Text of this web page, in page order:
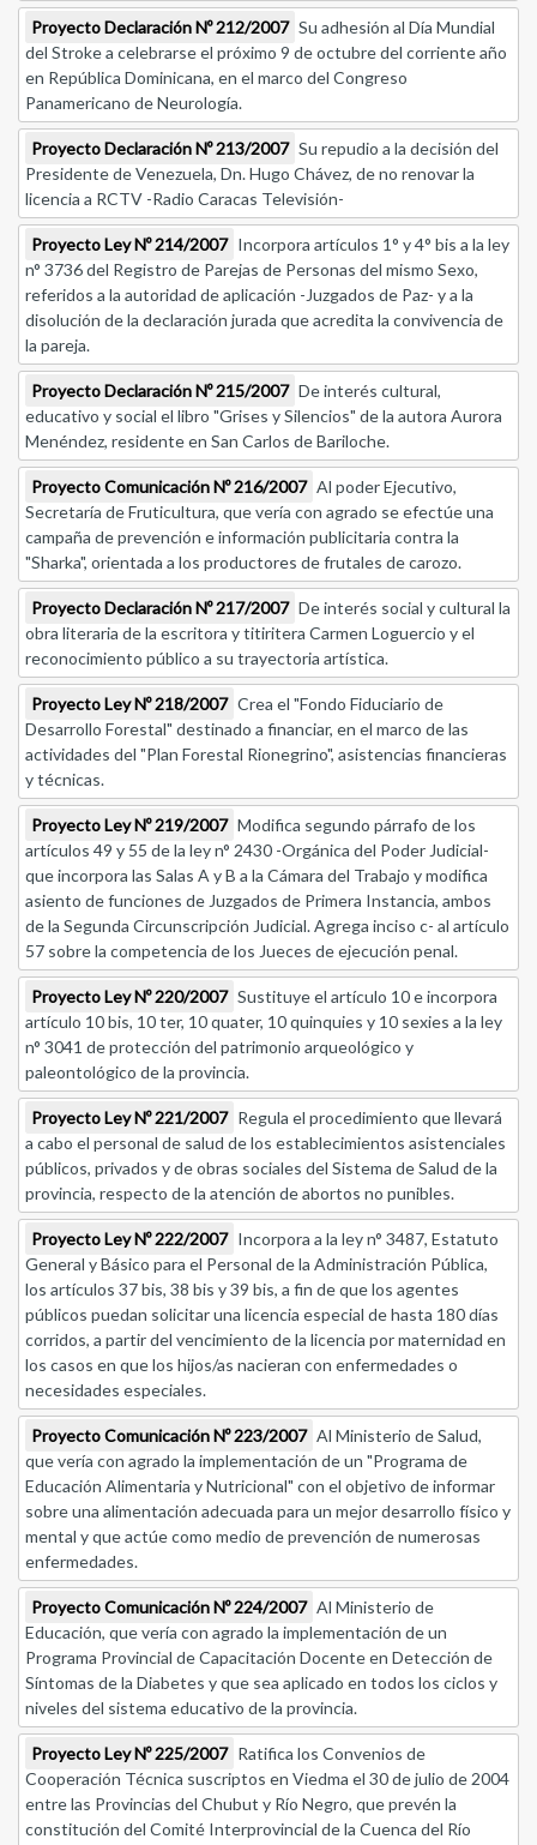
Proyecto Declaración Nº 212/2007 Su adhesión al Día Mundial
del Stroke a celebrarse el próximo 9 de octubre del corriente año
en República Dominicana, en el marco del Congreso
Panamericano de Neurología.
Proyecto Declaración Nº 213/2007 Su repudio a la decisión del
Presidente de Venezuela, Dn. Hugo Chávez, de no renovar la
licencia a RCTV -Radio Caracas Televisión-
Proyecto Ley Nº 214/2007 Incorpora artículos 1° y 4° bis a la ley
n° 3736 del Registro de Parejas de Personas del mismo Sexo,
referidos a la autoridad de aplicación -Juzgados de Paz- y a la
disolución de la declaración jurada que acredita la convivencia de
la pareja.
Proyecto Declaración Nº 215/2007 De interés cultural,
educativo y social el libro "Grises y Silencios" de la autora Aurora
Menéndez, residente en San Carlos de Bariloche.
Proyecto Comunicación Nº 216/2007 Al poder Ejecutivo,
Secretaría de Fruticultura, que vería con agrado se efectúe una
campaña de prevención e información publicitaria contra la
"Sharka", orientada a los productores de frutales de carozo.
Proyecto Declaración Nº 217/2007 De interés social y cultural la
obra literaria de la escritora y titiritera Carmen Loguercio y el
reconocimiento público a su trayectoria artística.
Proyecto Ley Nº 218/2007 Crea el "Fondo Fiduciario de
Desarrollo Forestal" destinado a financiar, en el marco de las
actividades del "Plan Forestal Rionegrino", asistencias financieras
y técnicas.
Proyecto Ley Nº 219/2007 Modifica segundo párrafo de los
artículos 49 y 55 de la ley n° 2430 -Orgánica del Poder Judicial-
que incorpora las Salas A y B a la Cámara del Trabajo y modifica
asiento de funciones de Juzgados de Primera Instancia, ambos
de la Segunda Circunscripción Judicial. Agrega inciso c- al artículo
57 sobre la competencia de los Jueces de ejecución penal.
Proyecto Ley Nº 220/2007 Sustituye el artículo 10 e incorpora
artículo 10 bis, 10 ter, 10 quater, 10 quinquies y 10 sexies a la ley
n° 3041 de protección del patrimonio arqueológico y
paleontológico de la provincia.
Proyecto Ley Nº 221/2007 Regula el procedimiento que llevará
a cabo el personal de salud de los establecimientos asistenciales
públicos, privados y de obras sociales del Sistema de Salud de la
provincia, respecto de la atención de abortos no punibles.
Proyecto Ley Nº 222/2007 Incorpora a la ley n° 3487, Estatuto
General y Básico para el Personal de la Administración Pública,
los artículos 37 bis, 38 bis y 39 bis, a fin de que los agentes
públicos puedan solicitar una licencia especial de hasta 180 días
corridos, a partir del vencimiento de la licencia por maternidad en
los casos en que los hijos/as nacieran con enfermedades o
necesidades especiales.
Proyecto Comunicación Nº 223/2007 Al Ministerio de Salud,
que vería con agrado la implementación de un "Programa de
Educación Alimentaria y Nutricional" con el objetivo de informar
sobre una alimentación adecuada para un mejor desarrollo físico y
mental y que actúe como medio de prevención de numerosas
enfermedades.
Proyecto Comunicación Nº 224/2007 Al Ministerio de
Educación, que vería con agrado la implementación de un
Programa Provincial de Capacitación Docente en Detección de
Síntomas de la Diabetes y que sea aplicado en todos los ciclos y
niveles del sistema educativo de la provincia.
Proyecto Ley Nº 225/2007 Ratifica los Convenios de
Cooperación Técnica suscriptos en Viedma el 30 de julio de 2004
entre las Provincias del Chubut y Río Negro, que prevén la
constitución del Comité Interprovincial de la Cuenca del Río